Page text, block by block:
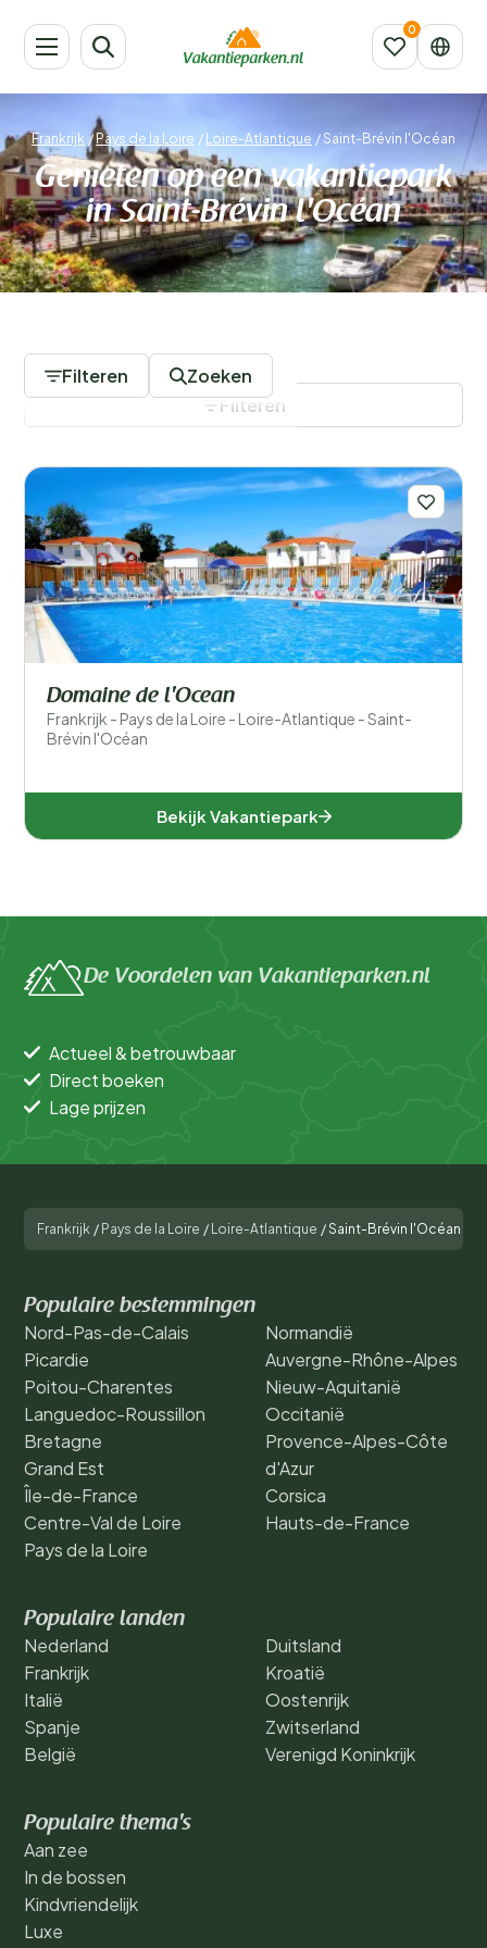
Frankrijk /Pays de la Loire / Loire-Atlantique /Saint-Brévin l'Océan
Genieten op een vakantiepark
in Saint-Brévin l'Océan
Filteren Zoeken
Filteren
Domaine de l'Ocean
Frankrijk - Pays de la Loire - Loire-Atlantique - Saint-
Brévin l'Océan
Bekijk Vakantiepark
De Voordelen van Vakantieparken.nl
Actueel & betrouwbaar
Direct boeken
Lage prijzen
Frankrijk / Pays de la Loire / Loire-Atlantique /Saint-Brévin l'Océan
Populaire bestemmingen
Nord-Pas-de-Calais
Picardie
Poitou-Charentes
Languedoc-Roussillon
Bretagne
Grand Est
Île-de-France
Centre-Val de Loire
Pays de la Loire
Normandië
Auvergne-Rhône-Alpes
Nieuw-Aquitanië
Occitanië
Provence-Alpes-Côte
d'Azur
Corsica
Hauts-de-France
Populaire landen
Nederland
Frankrijk
Italië
Spanje
België
Duitsland
Kroatië
Oostenrijk
Zwitserland
Verenigd Koninkrijk
Populaire thema's
Aan zee
In de bossen
Kindvriendelijk
Luxe